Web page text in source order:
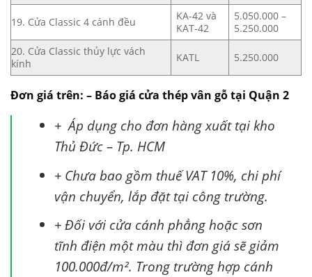
19. Cửa Classic 4 cánh đều
KA-42 và
KAT-42
5.050.000 –
5.250.000
20. Cửa Classic thủy lực vách
kính
KATL 5.250.000
Đơn giá trên: – Báo giá cửa thép vân gỗ tại Quận 2
+ Áp dụng cho đơn hàng xuất tại kho
Thủ Đức – Tp. HCM
+ Chưa bao gồm thuế VAT 10%, chi phí
vận chuyển, lắp đặt tại công trường.
+ Đối với cửa cánh phẳng hoặc sơn
tĩnh điện một màu thì đơn giá sẽ giảm
100.000đ/m². Trong trường hợp cánh